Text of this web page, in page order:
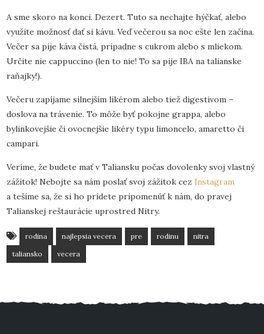
A sme skoro na konci. Dezert. Tuto sa nechajte hýčkať, alebo
využite možnosť dať si kávu. Veď večerou sa noc ešte len začína.
Večer sa pije káva čistá, prípadne s cukrom alebo s mliekom.
Určite nie cappuccino (len to nie! To sa pije IBA na talianske
raňajky!).
Večeru zapíjame silnejším likérom alebo tiež digestivom –
doslova na trávenie. To môže byť pokojne grappa, alebo
bylinkovejšie či ovocnejšie likéry typu limoncelo, amaretto či
campari.
Veríme, že budete mať v Taliansku počas dovolenky svoj vlastný
zážitok! Nebojte sa nám poslať svoj zážitok cezInstagram
a tešíme sa, že si ho prídete pripomenúť k nám, do pravej
Talianskej reštaurácie uprostred Nitry.
rodina najlepsia vecera pre rodinu
nitra
taliansko
vecera